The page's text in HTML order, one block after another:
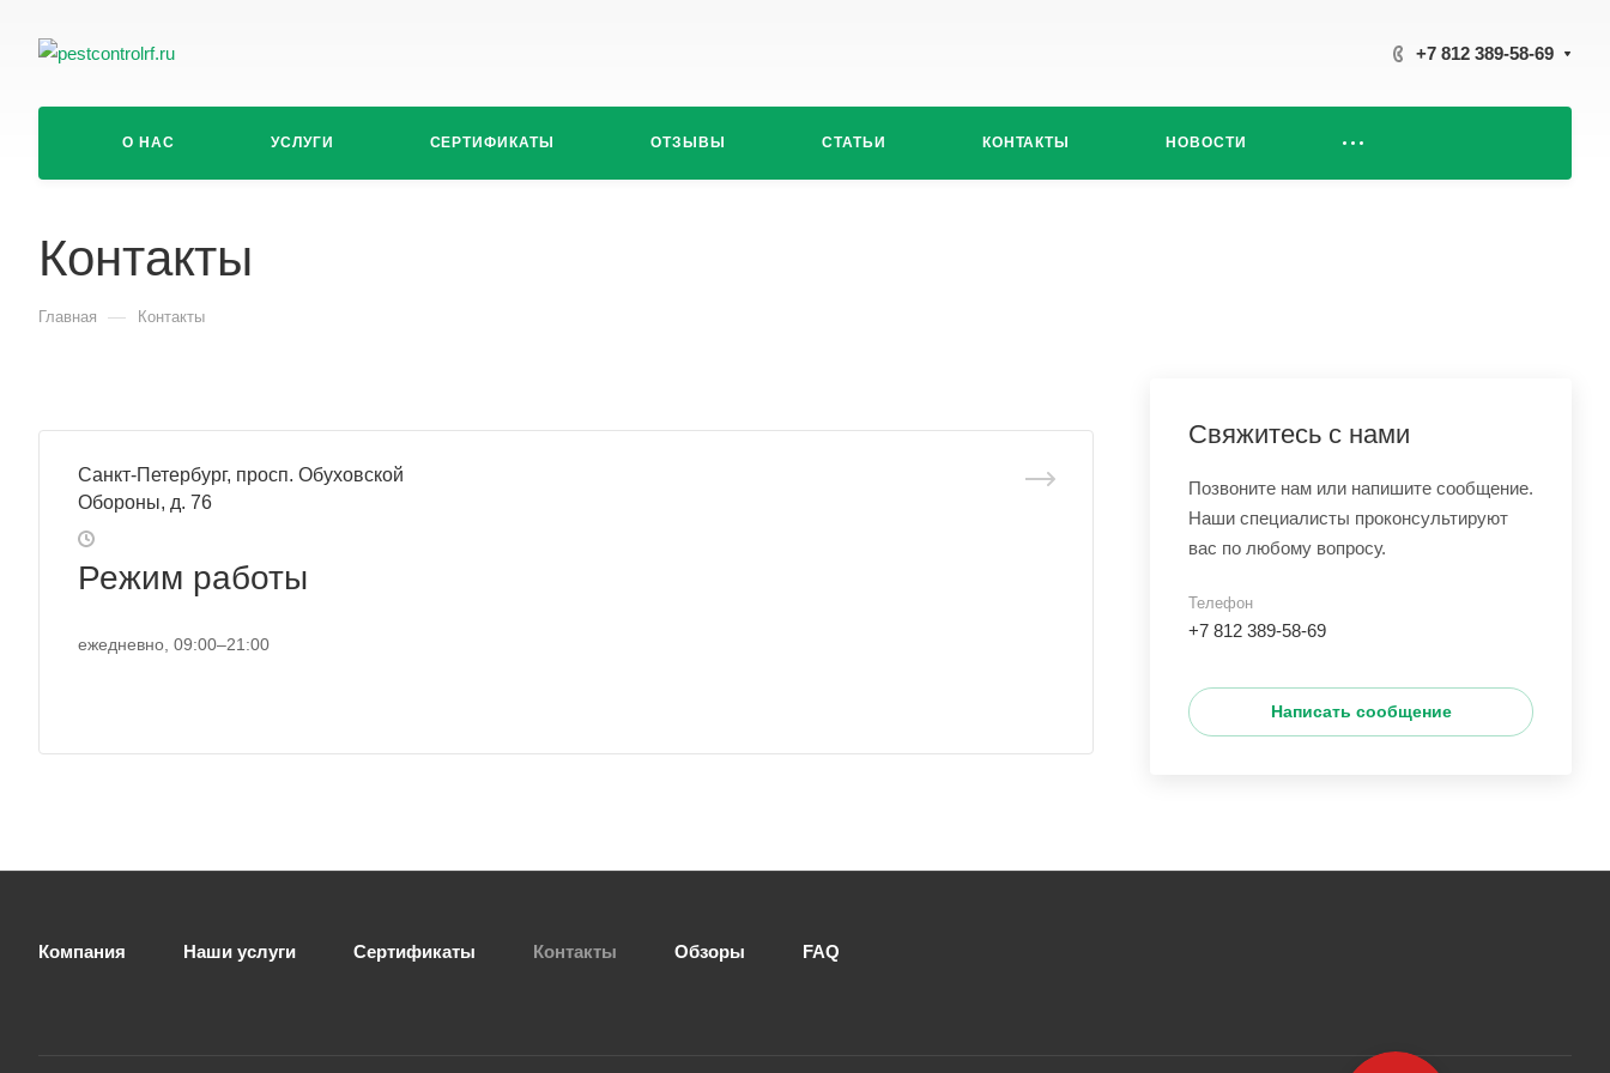
+7 812 389-58-69
О НАС УСЛУГИ СЕРТИФИКАТЫ ОТЗЫВЫ СТАТЬИ КОНТАКТЫ НОВОСТИ
Контакты
Главная — Контакты
Санкт-Петербург, просп. Обуховской
Обороны, д. 76
Режим работы
ежедневно, 09:00–21:00
Свяжитесь с нами
Позвоните нам или напишите сообщение.
Наши специалисты проконсультируют
вас по любому вопросу.
Телефон
+7 812 389-58-69
Написать сообщение
Компания Наши услуги Сертификаты Контакты Обзоры FAQ